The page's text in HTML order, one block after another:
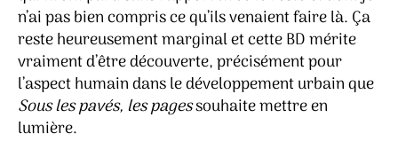
n’ai pas bien compris ce qu’ils venaient faire là. Ça
reste heureusement marginal et cette BD mérite
vraiment d’être découverte, précisément pour
l’aspect humain dans le développement urbain que
Sous les pavés, les pagessouhaite mettre en
lumière.